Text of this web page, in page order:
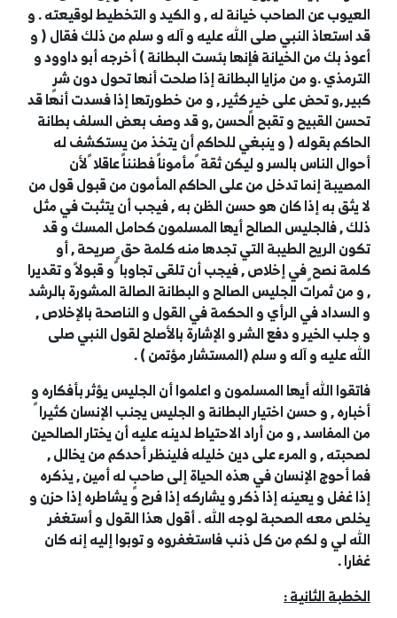
العيوب عن الصاحب خيانة له , و الكيد و التخطيط لوقيعته . و
قد استعاذ النبي صلى الله عليه و آله و سلم من ذلك فقال ( و
أعوذ بك من الخيانة فإنها بئست البطانة ) أخرجه أبو داوود و
الترمذي .و من مزايا البطانة إذا صلحت أنها تحول دون شرٍ
كبير ,و تحض على خيرٍ كثير , و من خطورتها إذا فسدت أنها قد
تحسن القبيح و تقبح الحسن ,و قد وصف بعض السلف بطانة
الحاكم بقوله ( و ينبغي للحاكم أن يتخذ من يستكشف له
أحوال الناس بالسر و ليكن ثقة ً مأموناً فطنناً عاقلا ً لأن
المصيبة إنما تدخل من على الحاكم المأمون من قبول قول من
لا يثق به إذا كان هو حسن الظن به , فيجب أن يتثبت في مثل
ذلك , فالجليس الصالح أيها المسلمون كحامل المسك و قد
تكون الريح الطيبة التي تجدها منه كلمة حق ٍ صريحة , أو
كلمة نصح ٍ في إخلاص , فيجب أن تلقى تجاوبا ً و قبولاً و تقديرا
, و من ثمرات الجليس الصالح و البطانة الصالة المشورة بالرشد
و السداد في الرأي و الحكمة في القول و الناصحة بالإخلاص ,
و جلب الخير و دفع الشر و الإشارة بالأصلح لقول النبي صلى
الله عليه و آله و سلم (المستشار مؤتمن ) .
فاتقوا الله أيها المسلمون و اعلموا أن الجليس يؤثر بأفكاره و
أخباره , و حسن اختيار البطانة و الجليس يجنب الإنسان كثيرا ً
من المفاسد , و من أراد الاحتياط لدينه عليه أن يختار الصالحين
لصحبته , و المرء على دين خليله فلينظر أحدكم من يخالل ,
فما أحوج الإنسان في هذه الحياة إلى صاحبٍ له أمين , يذكره
إذا غفل و يعينه إذا ذكر و يشاركه إذا فرح و يشاطره إذا حزن و
يخلص معه الصحبة لوجه الله . أقول هذا القول و أستغفر
الله لي و لكم من كل ذنب فاستغفروه و توبوا إليه إنه كان
غفارا .
الخطبة الثانية :